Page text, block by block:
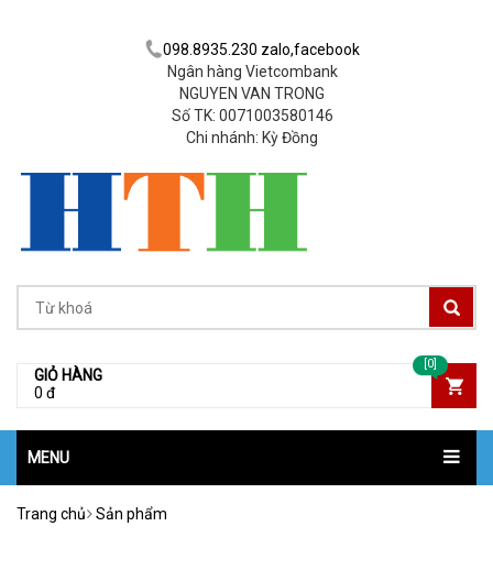
098.8935.230 zalo,facebook
Ngân hàng Vietcombank
NGUYEN VAN TRONG
Số TK: 0071003580146
Chi nhánh: Kỳ Đồng
GIỎ HÀNG
0 đ
[0]
MENU
Trang chủ Sản phẩm